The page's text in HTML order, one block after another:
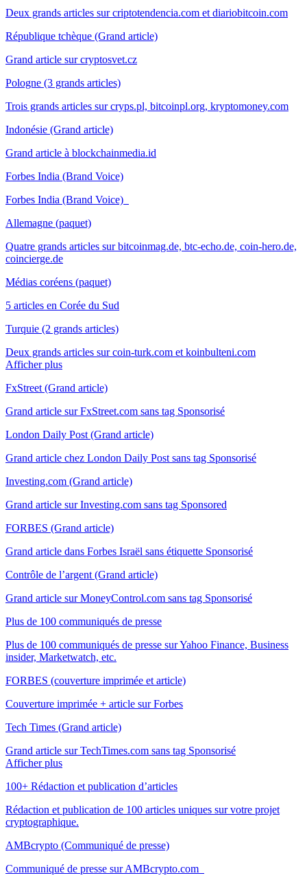
Deux grands articles sur criptotendencia.com et diariobitcoin.com
République tchèque (Grand article)
Grand article sur cryptosvet.cz
Pologne (3 grands articles)
Trois grands articles sur cryps.pl, bitcoinpl.org, kryptomoney.com
Indonésie (Grand article)
Grand article à blockchainmedia.id
Forbes India (Brand Voice)
Forbes India (Brand Voice)
Allemagne (paquet)
Quatre grands articles sur bitcoinmag.de, btc-echo.de, coin-hero.de,
coincierge.de
Médias coréens (paquet)
5 articles en Corée du Sud
Turquie (2 grands articles)
Deux grands articles sur coin-turk.com et koinbulteni.com
Afficher plus
FxStreet (Grand article)
Grand article sur FxStreet.com sans tag Sponsorisé
London Daily Post (Grand article)
Grand article chez London Daily Post sans tag Sponsorisé
Investing.com (Grand article)
Grand article sur Investing.com sans tag Sponsored
FORBES (Grand article)
Grand article dans Forbes Israël sans étiquette Sponsorisé
Contrôle de l’argent (Grand article)
Grand article sur MoneyControl.com sans tag Sponsorisé
Plus de 100 communiqués de presse
Plus de 100 communiqués de presse sur Yahoo Finance, Business
insider, Marketwatch, etc.
FORBES (couverture imprimée et article)
Couverture imprimée + article sur Forbes
Tech Times (Grand article)
Grand article sur TechTimes.com sans tag Sponsorisé
Afficher plus
100+ Rédaction et publication d’articles
Rédaction et publication de 100 articles uniques sur votre projet
cryptographique.
AMBcrypto (Communiqué de presse)
Communiqué de presse sur AMBcrypto.com